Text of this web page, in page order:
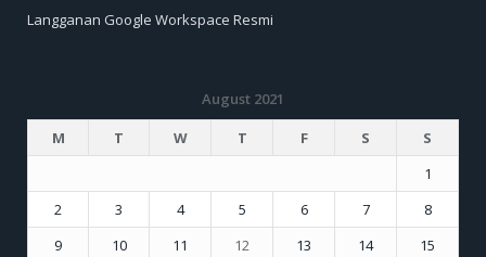
Langganan Google Workspace Resmi
August 2021
M
T W T F S
S
1
2
3 4 5 6 7
8
9
10 11 12 13 14
15